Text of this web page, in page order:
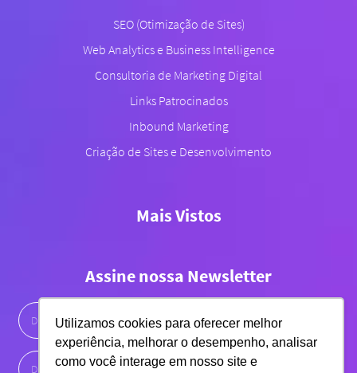
Utilizamos cookies para oferecer melhor
experiência, melhorar o desempenho, analisar
como você interage em nosso site e
SEO (Otimização de Sites)
Web Analytics e Business Intelligence
Consultoria de Marketing Digital
Links Patrocinados
Inbound Marketing
Criação de Sites e Desenvolvimento
Mais Vistos
Assine nossa Newsletter